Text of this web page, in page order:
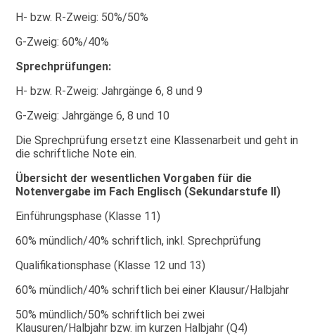
H- bzw. R-Zweig: 50%/50%
G-Zweig: 60%/40%
Sprechprüfungen:
H- bzw. R-Zweig: Jahrgänge 6, 8 und 9
G-Zweig: Jahrgänge 6, 8 und 10
Die Sprechprüfung ersetzt eine Klassenarbeit und geht in
die schriftliche Note ein.
Übersicht der wesentlichen Vorgaben für die
Notenvergabe im Fach Englisch (Sekundarstufe II)
Einführungsphase (Klasse 11)
60% mündlich/40% schriftlich, inkl. Sprechprüfung
Qualifikationsphase (Klasse 12 und 13)
60% mündlich/40% schriftlich bei einer Klausur/Halbjahr
50% mündlich/50% schriftlich bei zwei
Klausuren/Halbjahr bzw. im kurzen Halbjahr (Q4)